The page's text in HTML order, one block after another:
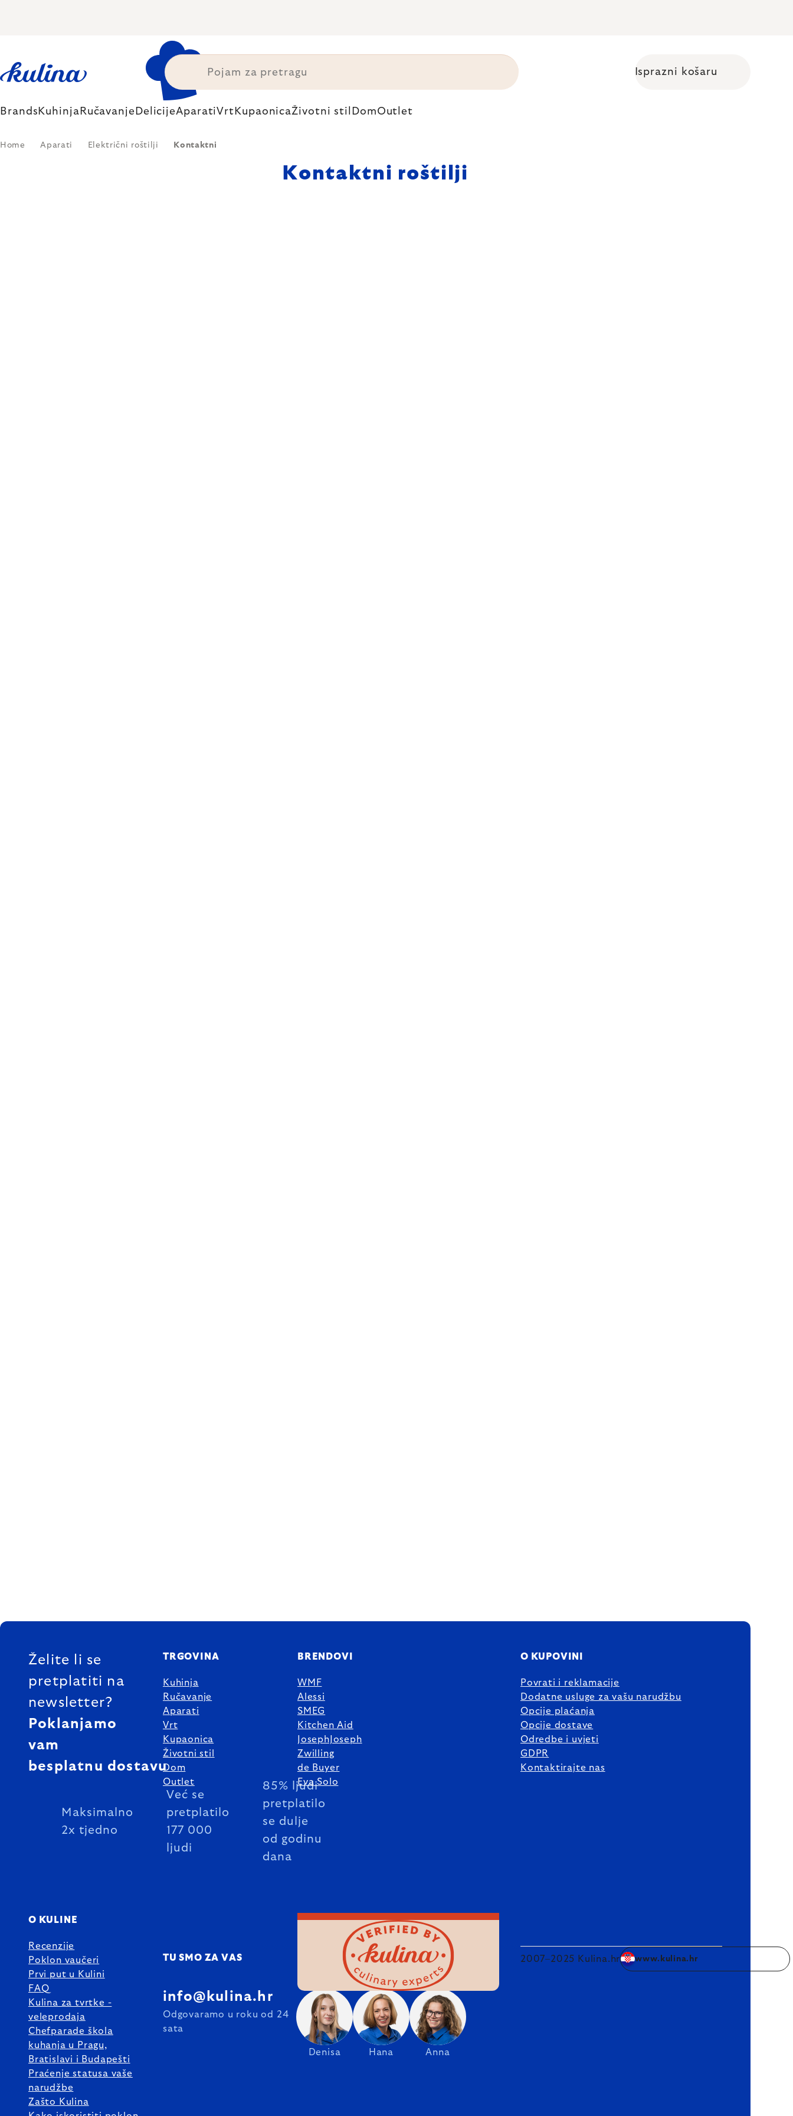
Isprazni košaru
Brands Kuhinja Ručavanje DelicijeAparatiVrt KupaonicaŽivotni stil DomOutlet
Home Aparati Električni roštilji Kontaktni
Kontaktni roštilji
FOOTER
Želite li se
pretplatiti na
newsletter?
Poklanjamo
vam
besplatnu dostavu
Maksimalno
2x tjedno
Već se
pretplatilo
177 000
ljudi
85% ljudi
pretplatilo
se dulje
od godinu
dana
TRGOVINA
Kuhinja
Ručavanje
Aparati
Vrt
Kupaonica
Životni stil
Dom
Outlet
BRENDOVI
WMF
Alessi
SMEG
Kitchen Aid
JosephJoseph
Zwilling
de Buyer
Eva Solo
O KUPOVINI
Povrati i reklamacije
Dodatne usluge za vašu narudžbu
Opcije plaćanja
Opcije dostave
Odredbe i uvjeti
GDPR
Kontaktirajte nas
O KULINE
Recenzije
Poklon vaučeri
Prvi put u Kulini
FAQ
Kulina za tvrtke -
veleprodaja
Chefparade škola
kuhanja u Pragu,
Bratislavi i Budapešti
Praćenje statusa vaše
narudžbe
Zašto Kulina
TU SMO ZA VAS
Denisa Hana Anna
info@kulina.hr
Odgovaramo u roku od 24
sata
2007–2025 Kulina.hr www.kulina.hr